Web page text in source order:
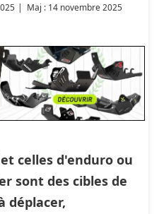
Maj : 14 novembre 2025
celles d'enduro ou
sont des cibles de
déplacer,